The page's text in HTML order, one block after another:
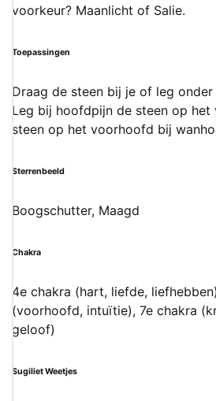
voorkeur? Maanlicht of Salie.
Toepassingen
Draag de steen bij je of leg
Leg bij hoofdpijn de steen op
steen op het voorhoofd bij
Sterrenbeeld
Boogschutter, Maagd
Chakra
4e chakra (hart, liefde,
(voorhoofd, intuïtie), 7e chakra
geloof)
Sugiliet Weetjes